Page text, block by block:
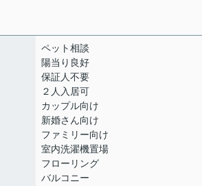
ペット相談
陽当り良好
保証人不要
２人入居可
カップル向け
新婚さん向け
ファミリー向け
室内洗濯機置場
フローリング
バルコニー